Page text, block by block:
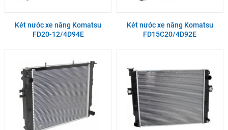
Két nước xe nâng Komatsu
FD20-12/4D94E
Két nước xe nâng Komatsu
FD15C20/4D92E